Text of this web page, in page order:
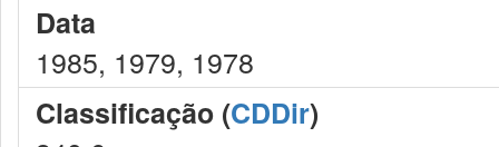
Data
1985, 1979, 1978
Classificação (CDDir)